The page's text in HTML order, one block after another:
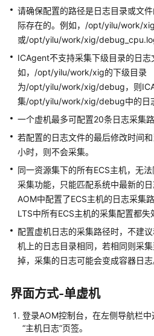
最
佳
实
践
API
参
SDK
参
考
常
问
题
视
帮
助
AOM
请确保配置的路径是日志目录或文
际存在的。例如，/opt/yilu/work/xig
或/opt/yilu/work/xig/
ICAgent不支持采集下级目录的日志
如，/opt/yilu/work/xig的下级目录
为/opt/yilu/work/xig/debug，则
集/opt/yilu/work/xig/debug中的日
一个虚机最多可配置20条日志采集路
若配置的日志文件的最后修改时间
小时，则不会采集。
同一资源集下的所有ECS主机，无
采集功能，只能匹配系统中最新的
AOM中配置了ECS主机的日志采集
LTS中所有ECS主机的采集配置都失
配置虚机日志的采集路径时，不建
机上的日志目录相同，若相同则采
掉，采集的日志可能会变成容器日志
界面方式-单虚机
登录AOM控制台，在左侧导航栏
“主机日志”页签。